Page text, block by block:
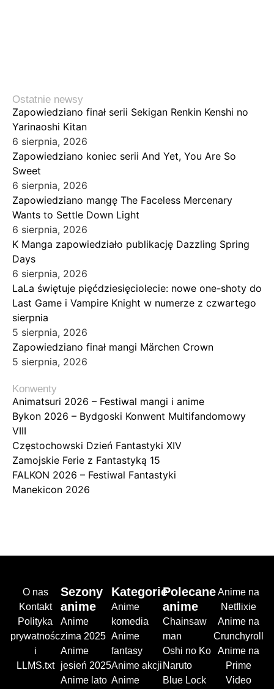
Ostatnie newsy
Zapowiedziano finał serii Sekigan Renkin Kenshi no
Yarinaoshi Kitan
6 sierpnia, 2026
Zapowiedziano koniec serii And Yet, You Are So
Sweet
6 sierpnia, 2026
Zapowiedziano mangę The Faceless Mercenary
Wants to Settle Down Light
6 sierpnia, 2026
K Manga zapowiedziało publikację Dazzling Spring
Days
6 sierpnia, 2026
LaLa świętuje pięćdziesięciolecie: nowe one-shoty do
Last Game i Vampire Knight w numerze z czwartego
sierpnia
5 sierpnia, 2026
Zapowiedziano finał mangi Märchen Crown
5 sierpnia, 2026
Konwenty
Animatsuri 2026 – Festiwal mangi i anime
Bykon 2026 – Bydgoski Konwent Multifandomowy
VIII
Częstochowski Dzień Fantastyki XIV
Zamojskie Ferie z Fantastyką 15
FALKON 2026 – Festiwal Fantastyki
Manekicon 2026
O nas
Kontakt
Polityka
prywatnośc
i
LLMS.txt
Sezony
anime
Anime
zima 2025
Anime
jesień 2025
Anime lato
Kategorie
Anime
komedia
Anime
fantasy
Anime akcji
Anime
Polecane
anime
Chainsaw
man
Oshi no Ko
Naruto
Blue Lock
Anime na
Netflixie
Anime na
Crunchyroll
Anime na
Prime
Video